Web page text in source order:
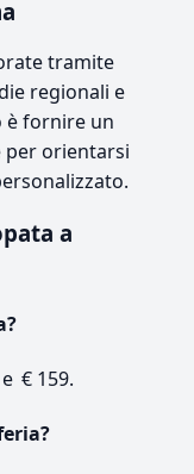
tramite
regionali e
è fornire un
per orientarsi
a
€ 159.